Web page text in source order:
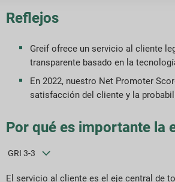
Reflejos
Greif ofrece un servicio al cliente
transparente basado en la
En 2022, nuestro Net Promoter
satisfacción del cliente y la
Por qué es importante la
GRI 3-3
El servicio al cliente es el eje central de